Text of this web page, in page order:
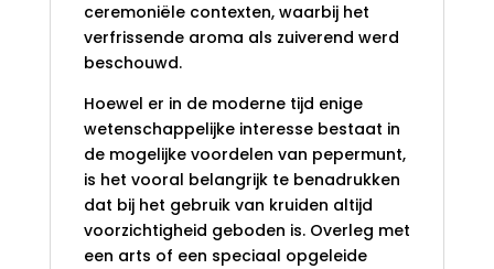
ceremoniële contexten, waarbij het
verfrissende aroma als zuiverend werd
beschouwd.
Hoewel er in de moderne tijd enige
wetenschappelijke interesse bestaat in
de mogelijke voordelen van pepermunt,
is het vooral belangrijk te benadrukken
dat bij het gebruik van kruiden altijd
voorzichtigheid geboden is. Overleg met
een arts of een speciaal opgeleide